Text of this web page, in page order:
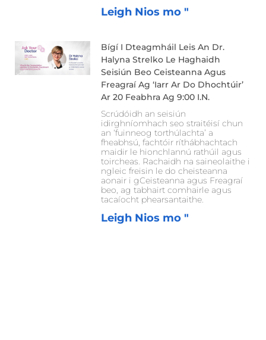
Leigh Nios mo "
Bígí I Dteagmháil Leis An Dr.
Halyna Strelko Le Haghaidh
Seisiún Beo Ceisteanna Agus
Freagraí Ag ‘Iarr Ar Do Dhochtúir’
Ar 20 Feabhra Ag 9:00 I.n.
Scrúdóidh an seisiún
idirghníomhach seo straitéisí chun
an ‘fuinneog torthúlachta’ a
fheabhsú, fachtóir ríthábhachtach
maidir le hionchlannú rathúil agus
toircheas. Rachaidh na saineolaithe i
ngleic freisin le do cheisteanna
aonair i gCeisteanna agus Freagraí
beo, ag tabhairt comhairle agus
tacaíocht phearsantaithe.
Leigh Nios mo "